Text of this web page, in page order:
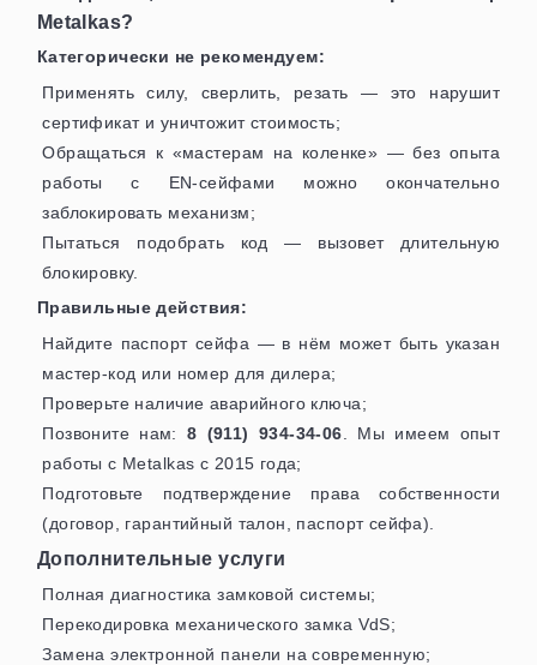
Metalkas?
Категорически не рекомендуем:
Применять силу, сверлить, резать — это нарушит
сертификат и уничтожит стоимость;
Обращаться к «мастерам на коленке» — без опыта
работы с EN-сейфами можно окончательно
заблокировать механизм;
Пытаться подобрать код — вызовет длительную
блокировку.
Правильные действия:
Найдите паспорт сейфа — в нём может быть указан
мастер-код или номер для дилера;
Проверьте наличие аварийного ключа;
Позвоните нам:8 (911) 934-34-06 . Мы имеем опыт
работы с Metalkas с 2015 года;
Подготовьте подтверждение права собственности
(договор, гарантийный талон, паспорт сейфа).
Дополнительные услуги
Полная диагностика замковой системы;
Перекодировка механического замка VdS;
Замена электронной панели на современную;